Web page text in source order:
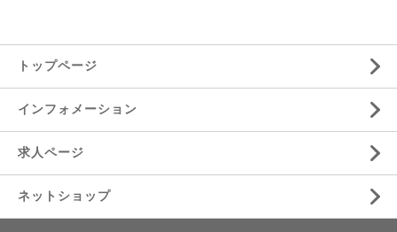
トップページ
インフォメーション
求人ページ
ネットショップ